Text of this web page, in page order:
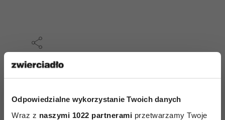
Odpowiedzialne wykorzystanie Twoich danych
Wraz z naszymi 1022 partnerami przetwarzamy Twoje
AUTOPROMOCJA